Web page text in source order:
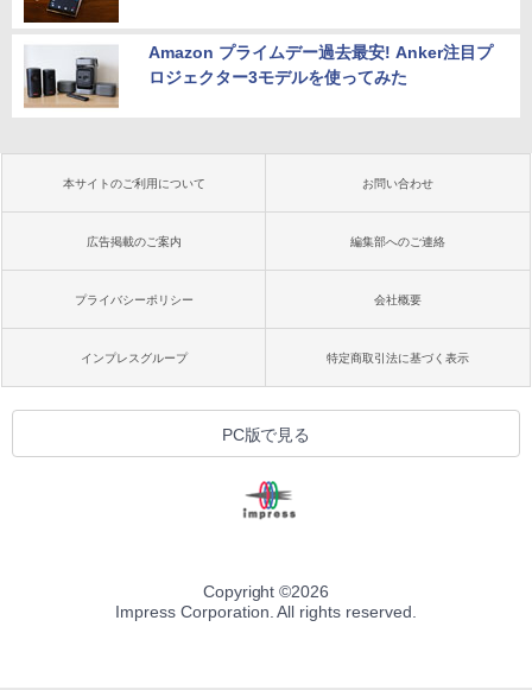
Amazon プライムデー過去最安! Anker注目プ
ロジェクター3モデルを使ってみた
本サイトのご利用について お問い合わせ
広告掲載のご案内 編集部へのご連絡
プライバシーポリシー 会社概要
インプレスグループ 特定商取引法に基づく表示
PC版で見る
Copyright ©2026
Impress Corporation. All rights reserved.